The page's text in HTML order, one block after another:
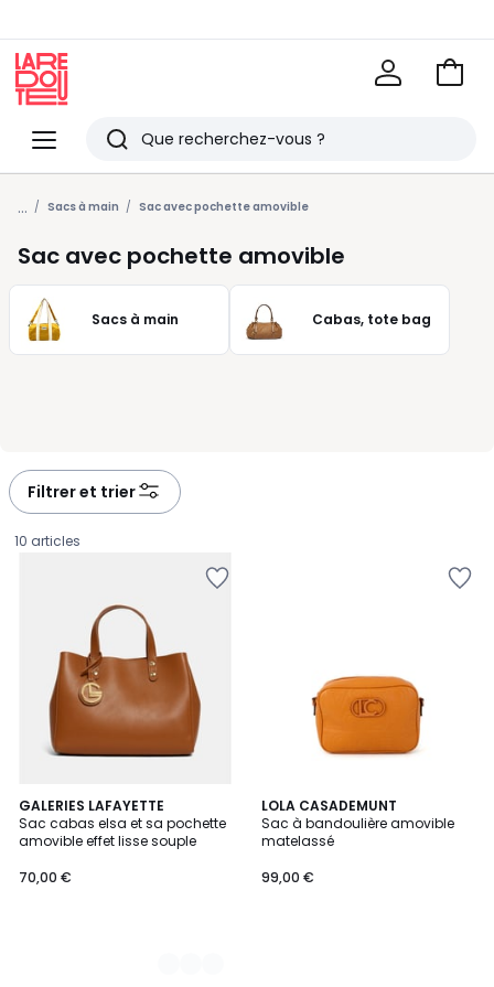
Menu
Redoute
Rechercher
Derniers
articles
vus
Voir
... Sacs à main Sac avec pochette amovible
Sac avec pochette amovible
Sacs à main Cabas, tote bag
Filtrer et trier
10 articles
GALERIES LAFAYETTE
Sac cabas elsa et sa pochette
amovible effet lisse souple
€.
70,00 €
5
Couleurs
LOLA CASADEMUNT
Sac à bandoulière amovible
matelassé
99,00 €